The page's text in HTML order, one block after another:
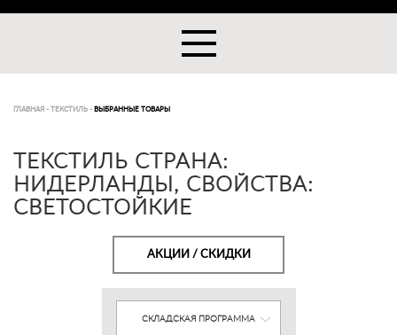
ГЛАВНАЯ - ТЕКСТИЛЬ - ВЫБРАННЫЕ ТОВАРЫ
ТЕКСТИЛЬ СТРАНА:
НИДЕРЛАНДЫ, СВОЙСТВА:
СВЕТОСТОЙКИЕ
АКЦИИ / СКИДКИ
СКЛАДСКАЯ ПРОГРАММА